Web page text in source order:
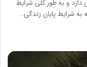
دارد و به طور کلی شرایط
شرایط پایان زندگی…